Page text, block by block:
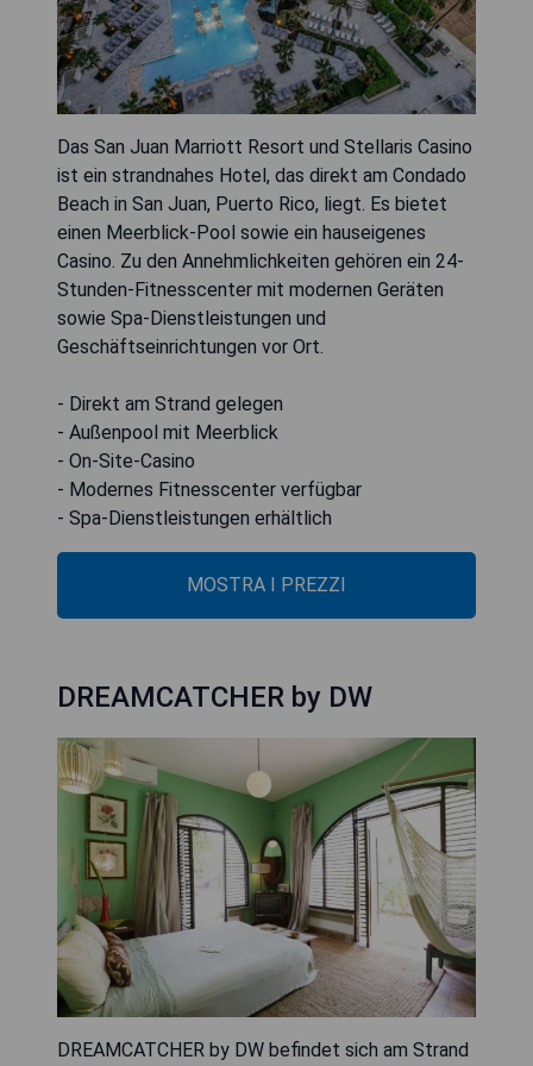
Das San Juan Marriott Resort und Stellaris Casino
ist ein strandnahes Hotel, das direkt am Condado
Beach in San Juan, Puerto Rico, liegt. Es bietet
einen Meerblick-Pool sowie ein hauseigenes
Casino. Zu den Annehmlichkeiten gehören ein 24-
Stunden-Fitnesscenter mit modernen Geräten
sowie Spa-Dienstleistungen und
Geschäftseinrichtungen vor Ort.
- Direkt am Strand gelegen
- Außenpool mit Meerblick
- On-Site-Casino
- Modernes Fitnesscenter verfügbar
- Spa-Dienstleistungen erhältlich
MOSTRA I PREZZI
DREAMCATCHER by DW
DREAMCATCHER by DW befindet sich am Strand